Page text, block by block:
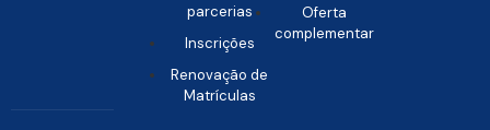
parcerias
Inscrições
Renovação de
Matrículas
Oferta
complementar